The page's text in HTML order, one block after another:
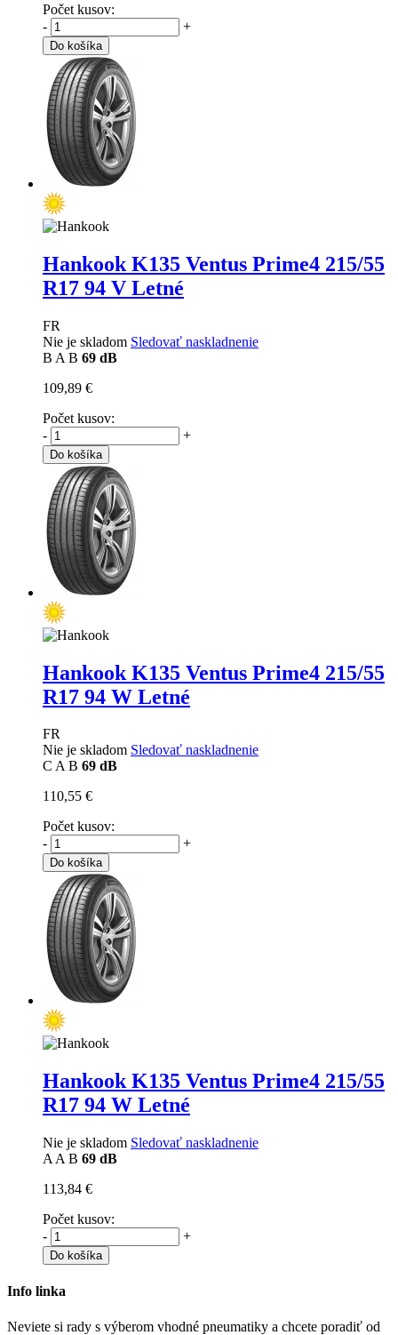
Počet kusov:
-
+
Do košíka
Hankook K135 Ventus Prime4 215/55
R17 94 V Letné
FR
Nie je skladom Sledovať naskladnenie
B A B 69 dB
109,89 €
Počet kusov:
-
+
Do košíka
Hankook K135 Ventus Prime4 215/55
R17 94 W Letné
FR
Nie je skladom Sledovať naskladnenie
C A B 69 dB
110,55 €
Počet kusov:
-
+
Do košíka
Hankook K135 Ventus Prime4 215/55
R17 94 W Letné
Nie je skladom Sledovať naskladnenie
A A B 69 dB
113,84 €
Počet kusov:
-
+
Do košíka
Info linka
Neviete si rady s výberom vhodné pneumatiky a chcete poradiť od